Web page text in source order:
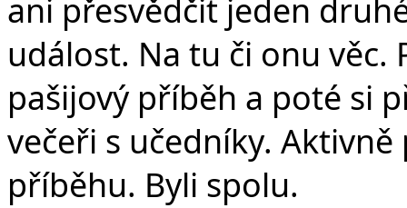
ani přesvědčit jeden
událost. Na tu či onu věc.
pašijový příběh a poté si
večeři s učedníky.
příběhu. Byli spolu.